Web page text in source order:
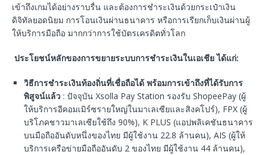
เข้าถึงเกมได้อย่างราบรื่น และต้องการชำระเงินด้วยกระเป๋าเงิน
ดิจิทัลยอดนิยม การโอนเงินผ่านธนาคาร หรือการเรียกเก็บเงินผ่านผู้
ให้บริการมือถือ มากกว่าการใช้บัตรเครดิตทั่วโลก
ประโยชน์หลักของการขยายระบบการชำระเงินในเอเชีย ได้แก่:
วิธีการชำระเงินท้องถิ่นที่เชื่อถือได้ พร้อมการเข้าถึงที่ได้รับการ
พิสูจน์แล้ว : ปัจจุบัน Xsolla Pay Station รองรับ ShopeePay (ผู้
ให้บริการอีคอมเมิร์ซรายใหญ่ในมาเลเซียและสิงคโปร์), FPX (ผู้
บริโภคชาวมาเลเซียใช้ถึง 90%), K PLUS (แอปพลิเคชันธนาคาร
บนมือถืออันดับหนึ่งของไทย มีผู้ใช้งาน 22.8 ล้านคน), AIS (ผู้ให้
บริการเครือข่ายมือถืออันดับ 2 ของไทย มีผู้ใช้งาน 44 ล้านคน),